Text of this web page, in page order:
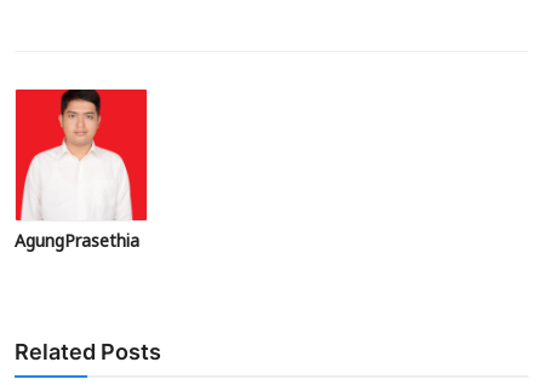
AgungPrasethia
Related Posts